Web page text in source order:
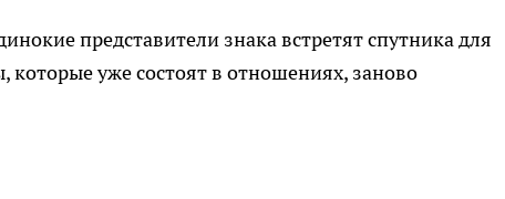
представители знака встретят спутника для
уже состоят в отношениях, заново